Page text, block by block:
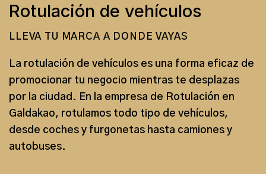
Rotulación de vehículos
LLEVA TU MARCA A DONDE VAYAS
La rotulación de vehículos es una forma eficaz de
promocionar tu negocio mientras te desplazas
por la ciudad. En la empresa de Rotulación en
Galdakao, rotulamos todo tipo de vehículos,
desde coches y furgonetas hasta camiones y
autobuses.